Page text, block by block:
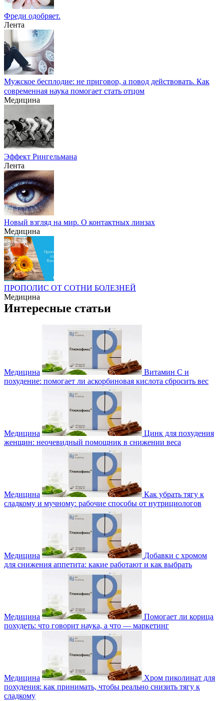
Фреди одобряет.
Лента
Мужское бесплодие: не приговор, а повод действовать. Как
современная наука помогает стать отцом
Медицина
Эффект Рингельмана
Лента
Новый взгляд на мир. О контактных линзах
Медицина
ПРОПОЛИС ОТ СОТНИ БОЛЕЗНЕЙ
Медицина
Интересные статьи
Медицина
Витамин С и
похудение: помогает ли аскорбиновая кислота сбросить вес
Медицина
Цинк для похудения
женщин: неочевидный помощник в снижении веса
Медицина
Как убрать тягу к
сладкому и мучному: рабочие способы от нутрициологов
Медицина
Добавки с хромом
для снижения аппетита: какие работают и как выбрать
Медицина
Помогает ли корица
похудеть: что говорит наука, а что — маркетинг
Медицина
Хром пиколинат для
похудения: как принимать, чтобы реально снизить тягу к
сладкому